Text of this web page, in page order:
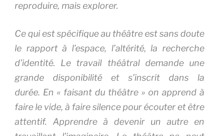
reproduire, mais explorer.
Ce qui est spécifique au théâtre est sans doute
le rapport à l’espace, l’altérité, la recherche
d’identité. Le travail théâtral demande une
grande disponibilité et s’inscrit dans la
durée. En « faisant du théâtre » on apprend à
faire le vide, à faire silence pour écouter et être
attentif. Apprendre à devenir un autre en